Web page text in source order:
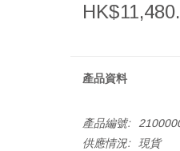
產品資料
產品編號:
供應情況:
現貨